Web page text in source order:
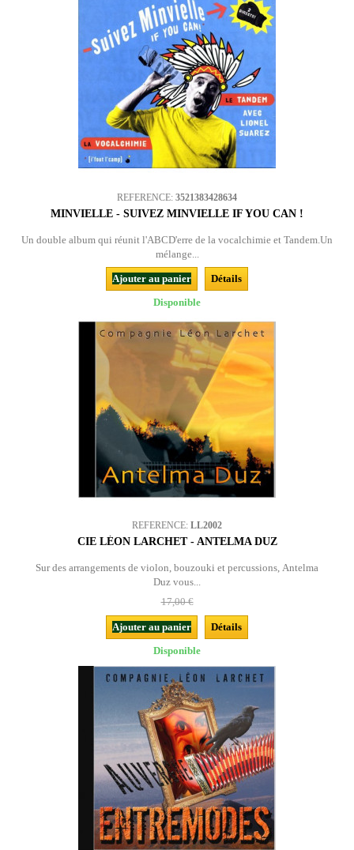
REFERENCE: 3521383428634
MINVIELLE - SUIVEZ MINVIELLE IF YOU CAN !
Un double album qui réunit l'ABCD'erre de la vocalchimie et Tandem.Un
mélange...
Ajouter au panier
Détails
Disponible
REFERENCE: LL2002
CIE LÉON LARCHET - ANTELMA DUZ
Sur des arrangements de violon, bouzouki et percussions, Antelma
Duz vous...
17,00 €
Ajouter au panier
Détails
Disponible